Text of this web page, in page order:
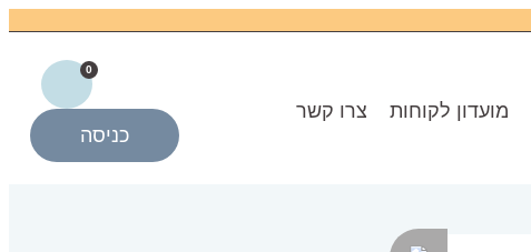
מועדון לקוחות צרו קשר
0
כניסה